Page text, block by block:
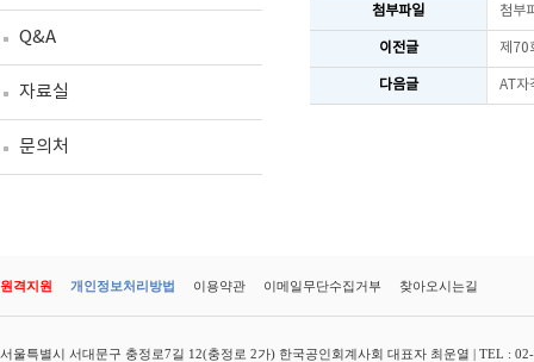
Q&A
자료실
문의처
첨부파일 첨부
이전글 제70
다음글 AT자
원격지원 개인정보처리방법 이용약관 이메일무단수집거부 찾아오시는길
서울특별시 서대문구 충정로7길 12(충정로 2가) 한국공인회계사회 대표자 최운열 | TEL :